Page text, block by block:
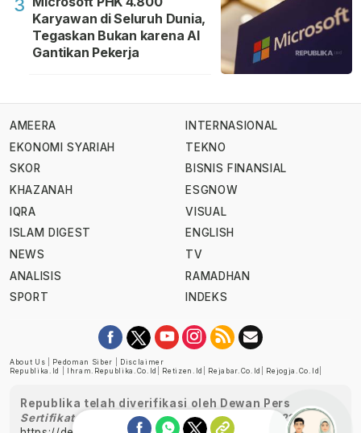
3
Karyawan di Seluruh Dunia,
Tegaskan Bukan karena AI
Gantikan Pekerja
AMEERA
EKONOMI SYARIAH
SKOR
KHAZANAH
IQRA
ISLAM DIGEST
NEWS
ANALISIS
SPORT
INTERNASIONAL
TEKNO
BISNIS FINANSIAL
ESGNOW
VISUAL
ENGLISH
TV
RAMADHAN
INDEKS
About Us Pedoman Siber
Disclaimer
Republika.id
Ihram.republika.co.id Retizen.id Rejabar.co.id Rejogja.co.id
Republika telah diverifikasi oleh Dewan Pers
Sertifikat Nomor 1058/DP-Verifikasi/K/XII/2022